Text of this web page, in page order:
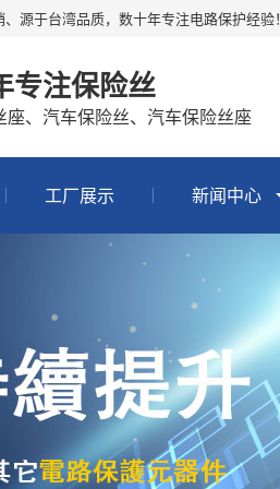
源于台湾品质，数十年专注电路保护经验！
专注保险丝
座、汽车保险丝、汽车保险丝座
工厂展示 新闻中心